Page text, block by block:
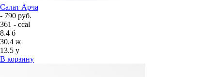
Салат Арча
- 790 руб.
361 - ccal
8.4 б
30.4 ж
13.5 у
В корзину